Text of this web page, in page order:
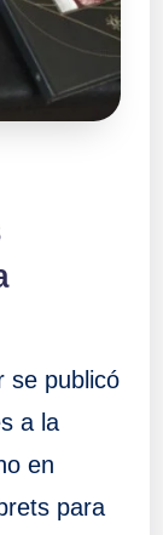
se publicó
a la
en
para